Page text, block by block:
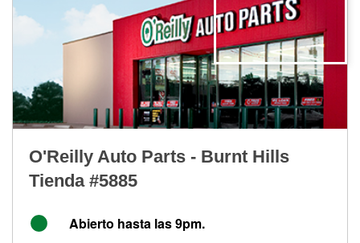
O'Reilly Auto Parts - Burnt Hills
Tienda #5885
Abierto hasta las 9pm.